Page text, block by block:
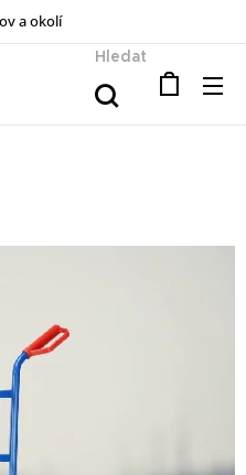
a okolí
Hledat